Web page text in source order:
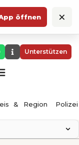
öffnen ×
Unterstützen
& Region Polizei